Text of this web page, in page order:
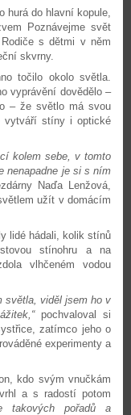
hurá do hlavní kopule,
Poznávejme svět
s dětmi v něm
skvrny.
točilo okolo světla.
vyprávění dovědělo –
– že světlo má svou
vytváří stíny i optické
kolem sebe, v tomto
nenapadne je si s ním
Naďa Lenžová,
užít v domácím
lidé hádali, kolik stínů
stínohru a na
vlhčeném vodou
světla, viděl jsem ho v
pochvaloval si
zatímco jeho o
experimenty a
kdo svým vnučkám
a s radostí potom
takových pořadů a